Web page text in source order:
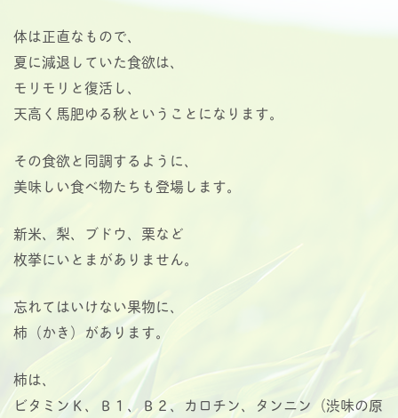
体は正直なもので、
夏に減退していた食欲は、
モリモリと復活し、
天高く馬肥ゆる秋ということになります。
その食欲と同調するように、
美味しい食べ物たちも登場します。
新米、梨、ブドウ、栗など
枚挙にいとまがありません。
忘れてはいけない果物に、
柿（かき）があります。
柿は、
ビタミンＫ、Ｂ１、Ｂ２、カロチン、タンニン（渋味の原